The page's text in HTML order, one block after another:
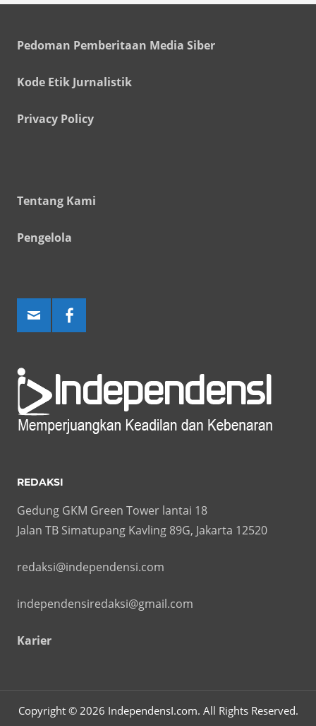
Pedoman Pemberitaan Media Siber
Kode Etik Jurnalistik
Privacy Policy
Tentang Kami
Pengelola
REDAKSI
Gedung GKM Green Tower lantai 18
Jalan TB Simatupang Kavling 89G, Jakarta 12520
redaksi@independensi.com
independensiredaksi@gmail.com
Karier
Copyright © 2026 IndependensI.com. All Rights Reserved.